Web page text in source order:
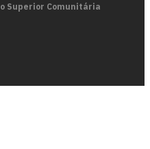
Superior Comunitária